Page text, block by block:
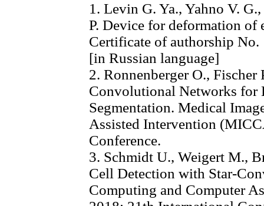
1. Levin G. Ya., Yahno V.
P. Device for deformation of
Certificate of authorship No.
[in Russian language]
2. Ronnenberger O.,
Convolutional Networks for
Segmentation. Medical
Assisted Intervention
Conference.
3. Schmidt U., Weigert M.,
Cell Detection with Star-
Computing and Computer